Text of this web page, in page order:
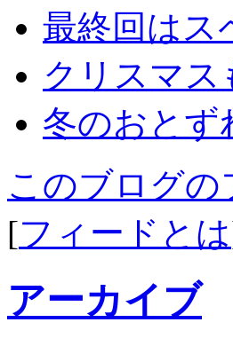
最終回はス
クリスマ
冬のおとず
このブログ
[フィードとは
アーカイブ